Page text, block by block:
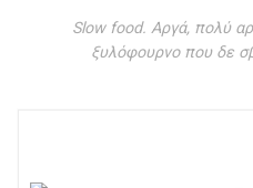
Slow food. Αργά, πολύ
ξυλόφουρνο που δε